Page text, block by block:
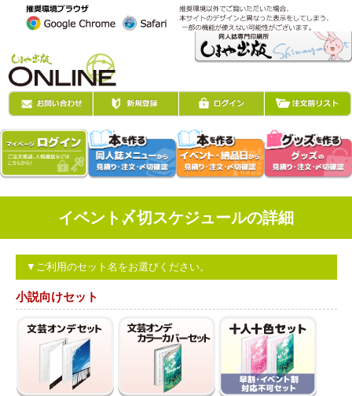
イベント〆切スケジュールの詳細
▼ご利用のセット名をお選びください。
小説向けセット